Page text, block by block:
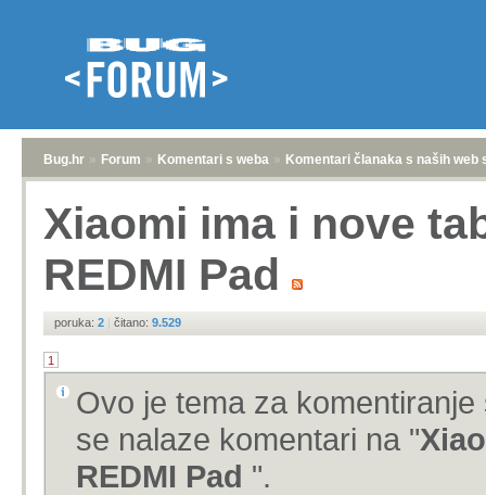
Bug.hr » Forum » Komentari s weba » Komentari članaka s naših web
Xiaomi ima i nove
REDMI Pad
poruka: 2 | čitano: 9.529
1
Ovo je tema za
se nalaze komentari na "
REDMI Pad ".